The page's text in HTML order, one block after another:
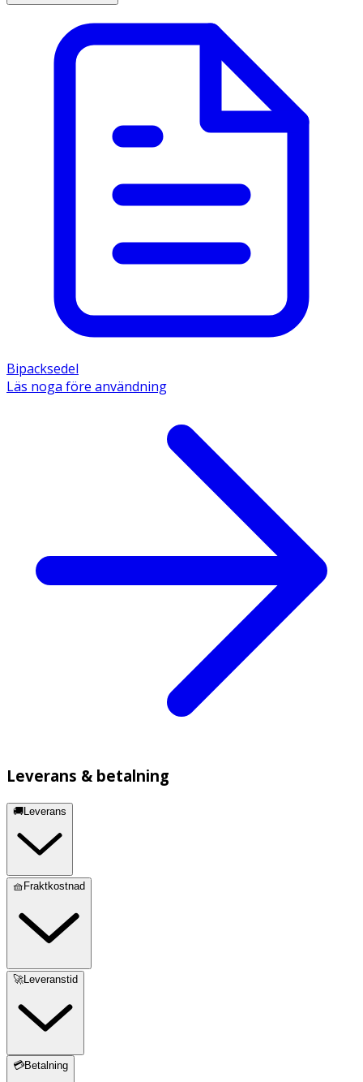
Bipacksedel
Läs noga före användning
Leverans & betalning
🚚Leverans
🧺Fraktkostnad
🚀Leveranstid
💳Betalning